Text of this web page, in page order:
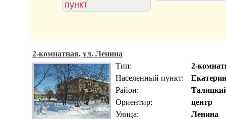
пункт
2-комнатная, ул. Ленина
Тип:
2-
Населенный пункт:
Район:
Ориентир:
центр
Улица:
Ленина